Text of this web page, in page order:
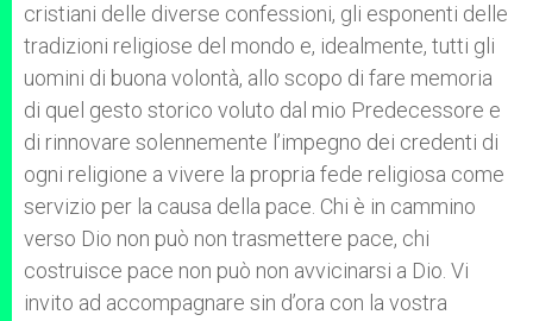
cristiani delle diverse confessioni, gli esponenti delle
tradizioni religiose del mondo e, idealmente, tutti gli
uomini di buona volontà, allo scopo di fare memoria
di quel gesto storico voluto dal mio Predecessore e
di rinnovare solennemente l’impegno dei credenti di
ogni religione a vivere la propria fede religiosa come
servizio per la causa della pace. Chi è in cammino
verso Dio non può non trasmettere pace, chi
costruisce pace non può non avvicinarsi a Dio. Vi
invito ad accompagnare sin d’ora con la vostra